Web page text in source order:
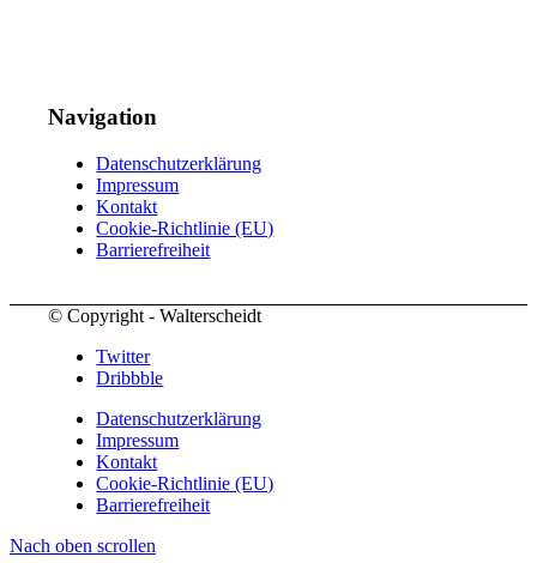
Navigation
Datenschutzerklärung
Impressum
Kontakt
Cookie-Richtlinie (EU)
Barrierefreiheit
© Copyright - Walterscheidt
Twitter
Dribbble
Datenschutzerklärung
Impressum
Kontakt
Cookie-Richtlinie (EU)
Barrierefreiheit
Nach oben scrollen